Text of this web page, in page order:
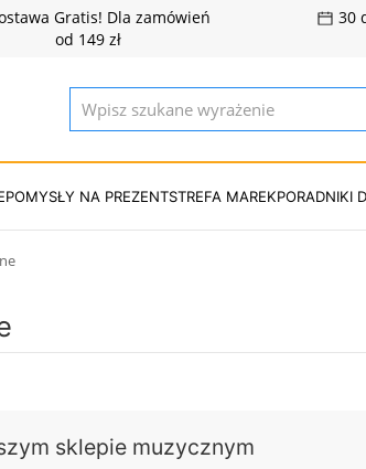
Gratis! Dla zamówień
od 149 zł
30
POMYSŁY NA PREZENTSTREFA MAREKPORADNIKI
sklepie muzycznym